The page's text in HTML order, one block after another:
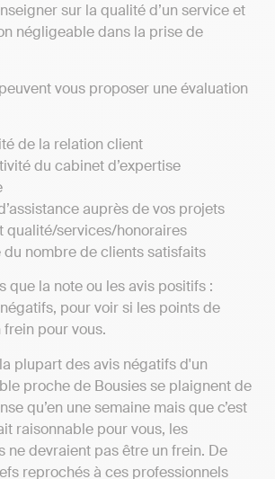
sur la qualité d’un service et
négligeable dans la prise de
vous proposer une évaluation
de la relation client
du cabinet d’expertise
auprès de vos projets
qualité/services/honoraires
du nombre de clients satisfaits
que la note ou les avis positifs :
pour voir si les points de
pour vous.
plupart des avis négatifs d'un
proche de Bousies se plaignent de
qu’en une semaine mais que c’est
raisonnable pour vous, les
ne devraient pas être un frein. De
reprochés à ces professionnels